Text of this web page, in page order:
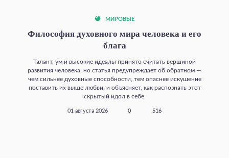
МИРОВЫЕ
Философия духовного мира человека и его
блага
Талант, ум и высокие идеалы принято считать вершиной
развития человека, но статья предупреждает об обратном —
чем сильнее духовные способности, тем опаснее искушение
поставить их выше любви, и объясняет, как распознать этот
скрытый идол в себе.
01 августа 2026 0 516